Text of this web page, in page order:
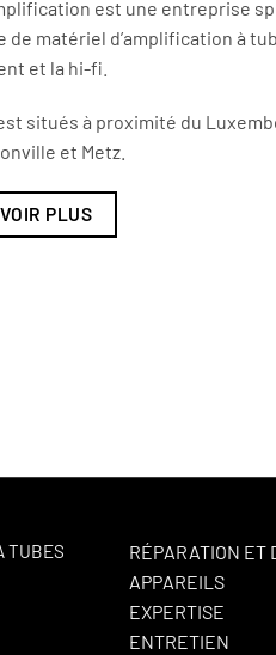
est une entreprise
de matériel d’amplification à
et la hi-fi.
situés à proximité du
et Metz.
PLUS
TUBES
RÉPARATION ET
APPAREILS
EXPERTISE
ENTRETIEN